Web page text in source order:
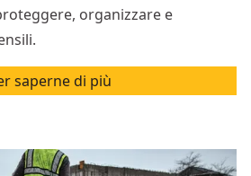
organizzare e
saperne di più